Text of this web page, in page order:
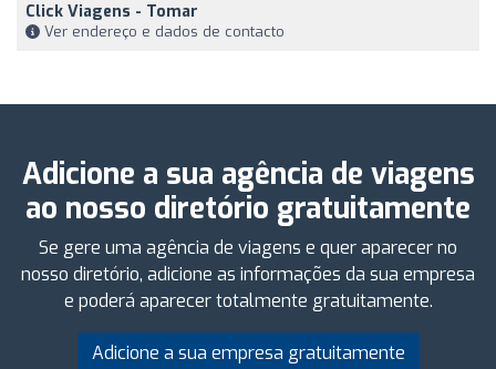
Click Viagens - Tomar
Ver endereço e dados de contacto
Adicione a sua agência de viagens
ao nosso diretório gratuitamente
Se gere uma agência de viagens e quer aparecer no
nosso diretório, adicione as informações da sua empresa
e poderá aparecer totalmente gratuitamente.
Adicione a sua empresa gratuitamente